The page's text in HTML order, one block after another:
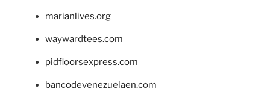
marianlives.org
waywardtees.com
pidfloorsexpress.com
bancodevenezuelaen.com